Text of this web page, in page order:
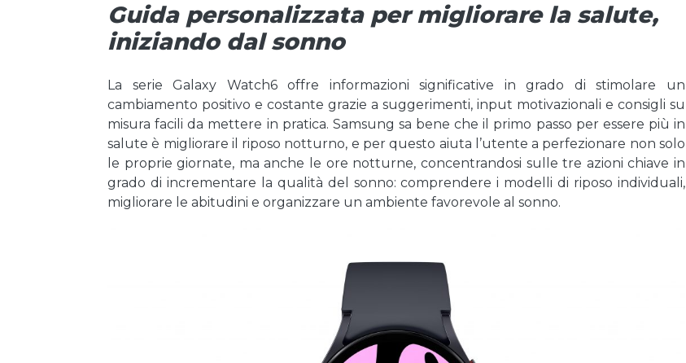
Guida personalizzata per migliorare la salute,
iniziando dal sonno
La serie Galaxy Watch6 offre informazioni significative in grado di stimolare un
cambiamento positivo e costante grazie a suggerimenti, input motivazionali e consigli su
misura facili da mettere in pratica. Samsung sa bene che il primo passo per essere più in
salute è migliorare il riposo notturno, e per questo aiuta l’utente a perfezionare non solo
le proprie giornate, ma anche le ore notturne, concentrandosi sulle tre azioni chiave in
grado di incrementare la qualità del sonno: comprendere i modelli di riposo individuali,
migliorare le abitudini e organizzare un ambiente favorevole al sonno.